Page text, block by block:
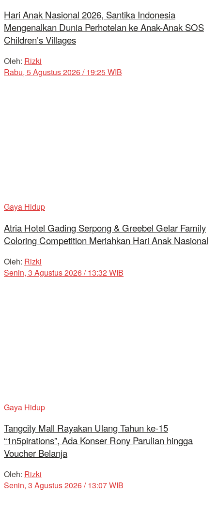
Hari Anak Nasional 2026, Santika Indonesia
Mengenalkan Dunia Perhotelan ke Anak-Anak SOS
Children’s Villages
Oleh: Rizki
Rabu, 5 Agustus 2026 / 19:25 WIB
Gaya Hidup
Atria Hotel Gading Serpong & Greebel Gelar Family
Coloring Competition Meriahkan Hari Anak Nasional
Oleh: Rizki
Senin, 3 Agustus 2026 / 13:32 WIB
Gaya Hidup
Tangcity Mall Rayakan Ulang Tahun ke-15
“1n5pirations”, Ada Konser Rony Parulian hingga
Voucher Belanja
Oleh: Rizki
Senin, 3 Agustus 2026 / 13:07 WIB